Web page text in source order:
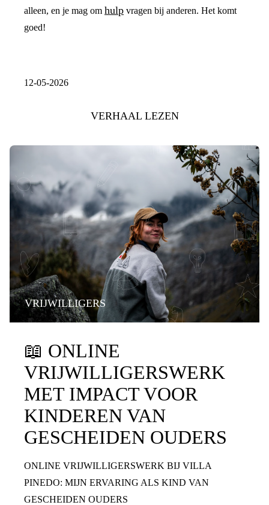
alleen, en je mag om hulp vragen bij anderen. Het komt
goed!
12-05-2026
VERHAAL LEZEN
VRIJWILLIGERS
📖 ONLINE
VRIJWILLIGERSWERK
MET IMPACT VOOR
KINDEREN VAN
GESCHEIDEN OUDERS
ONLINE VRIJWILLIGERSWERK BIJ VILLA
PINEDO: MIJN ERVARING ALS KIND VAN
GESCHEIDEN OUDERS